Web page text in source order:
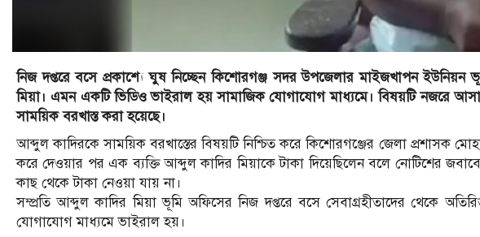
নিজ দপ্তরে বসে প্রকাশ্যে ঘুষ নিচ্ছেন কিশোরগঞ্জ সদর উপজেলার মাইজখাপন
মিয়া। এমন একটি ভিডিও ভাইরাল হয় সামাজিক যোগাযোগ মাধ্যমে। বিষয়টি নজরে
সাময়িক বরখাস্ত করা হয়েছে।
আব্দুল কাদিরকে সাময়িক বরখাস্তের বিষয়টি নিশ্চিত করে কিশোরগঞ্জের জেলা প্রশাসক
করে দেওয়ার পর এক ব্যক্তি আব্দুল কাদির মিয়াকে টাকা দিয়েছিলেন বলে নোটিশের
কাছ থেকে টাকা নেওয়া যায় না।
সম্প্রতি আব্দুল কাদির মিয়া ভূমি অফিসের নিজ দপ্তরে বসে সেবাগ্রহীতাদের থেকে
যোগাযোগ মাধ্যমে ভাইরাল হয়।